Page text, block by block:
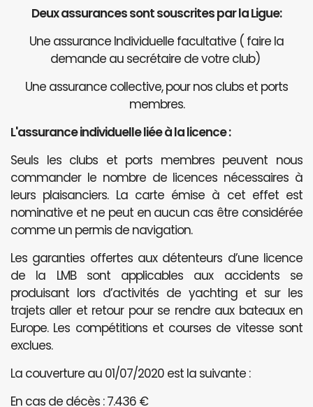
Deux assurances sont souscrites par la Ligue:
Une assurance Individuelle facultative ( faire la
demande au secrétaire de votre club)
Une assurance collective, pour nos clubs et ports
membres.
L'assurance individuelle liée à la licence :
Seuls les clubs et ports membres peuvent nous
commander le nombre de licences nécessaires à
leurs plaisanciers. La carte émise à cet effet est
nominative et ne peut en aucun cas être considérée
comme un permis de navigation.
Les garanties offertes aux détenteurs d’une licence
de la LMB sont applicables aux accidents se
produisant lors d’activités de yachting et sur les
trajets aller et retour pour se rendre aux bateaux en
Europe. Les compétitions et courses de vitesse sont
exclues.
La couverture au 01/07/2020 est la suivante :
En cas de décès : 7.436 €